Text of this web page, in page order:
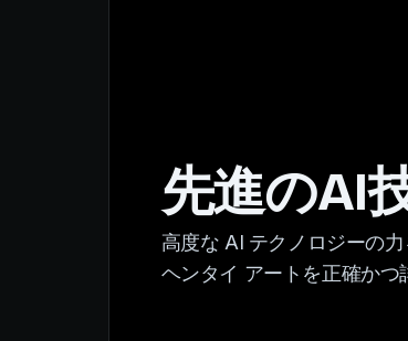
先進のAI
高度な AI テクノロジーの
ヘンタイ アートを正確かつ